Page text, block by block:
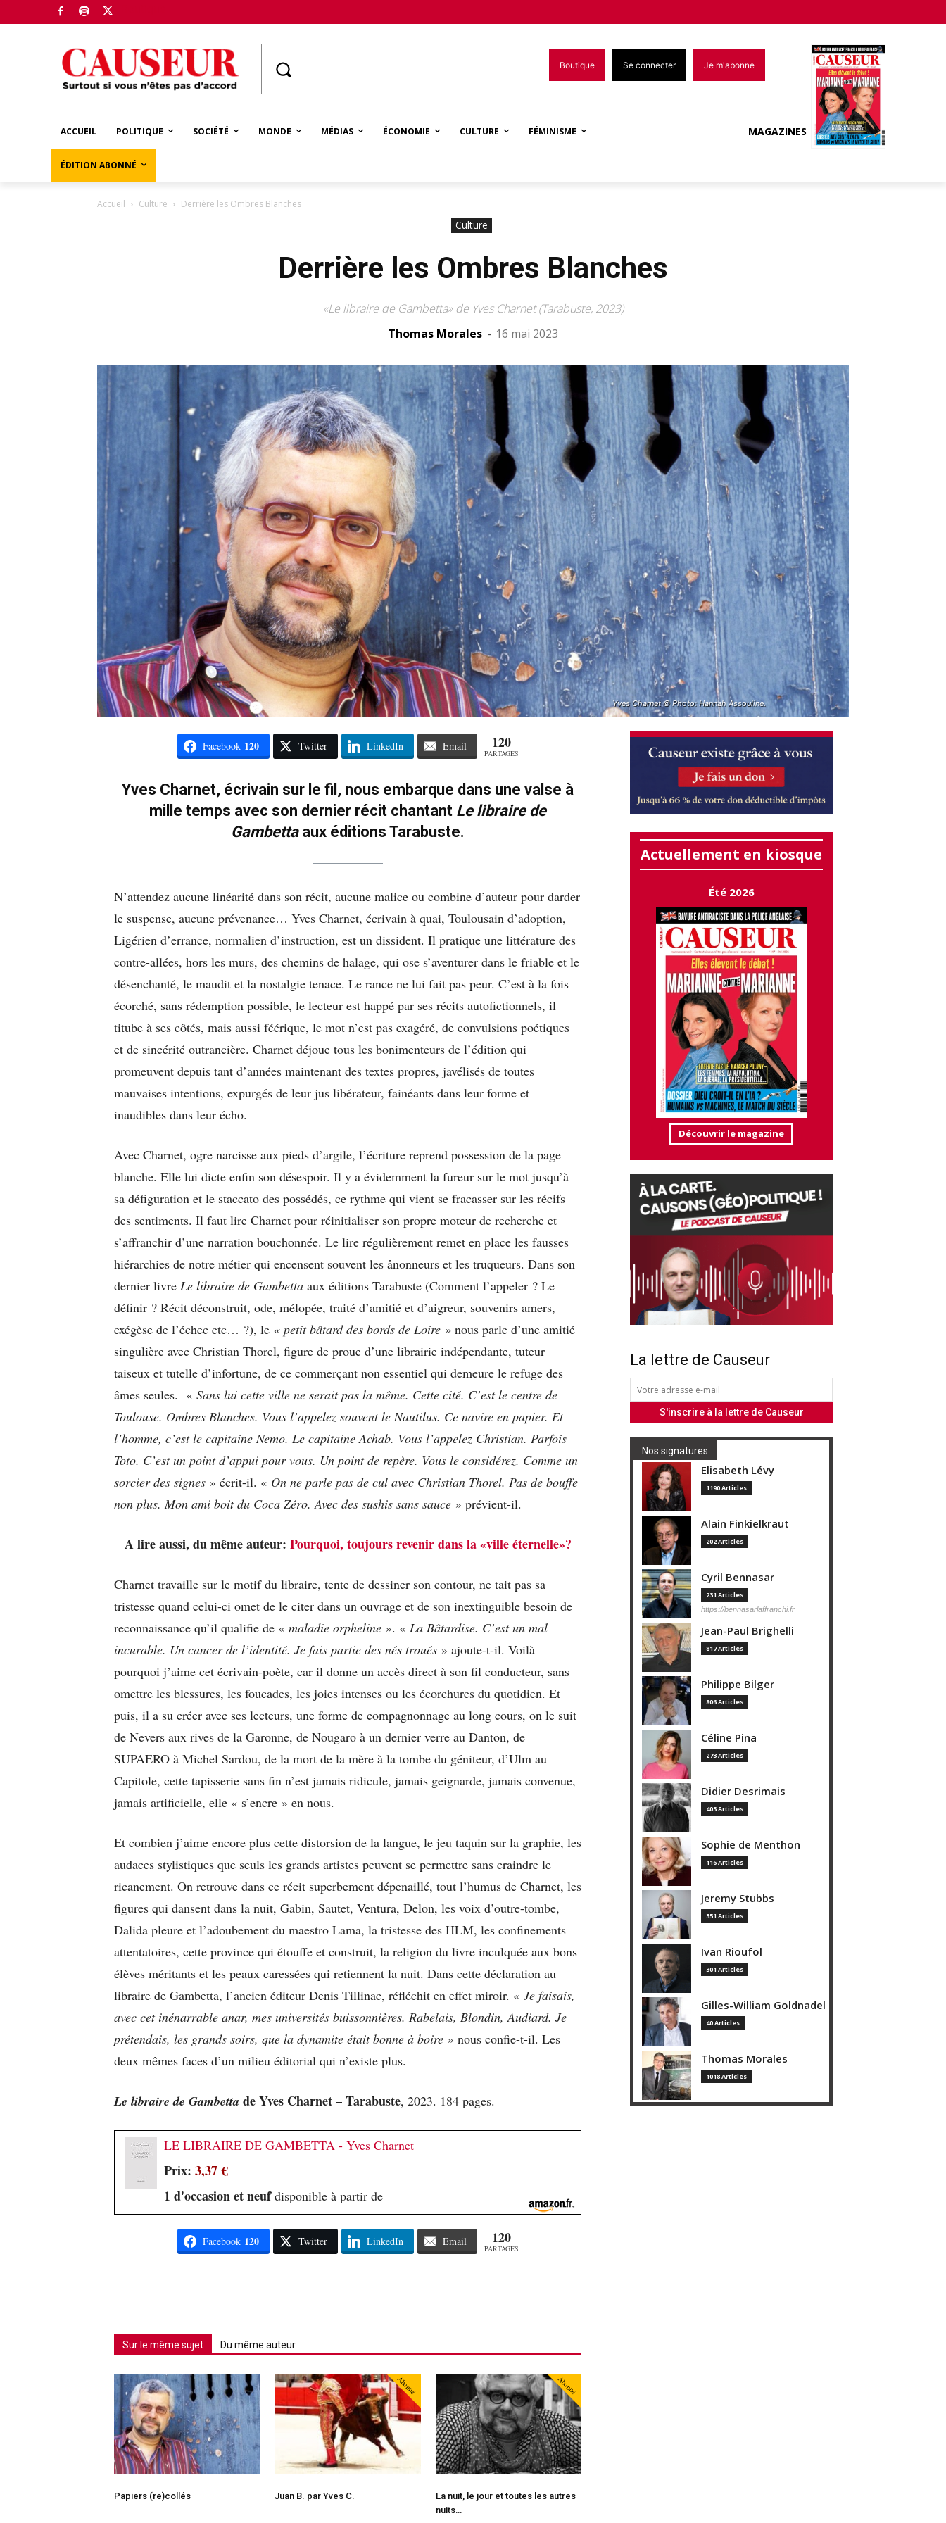
Boutique Se connecter Je m'abonne
ACCUEIL POLITIQUE SOCIÉTÉ MONDE MÉDIAS ÉCONOMIE CULTURE FÉMINISME
ÉDITION ABONNÉ
MAGAZINES
Accueil Culture Derrière les Ombres Blanches
Culture
Derrière les Ombres Blanches
«Le libraire de Gambetta» de Yves Charnet (Tarabuste, 2023)
Thomas Morales - 16 mai 2023
Yves Charnet © Photo: Hannah Assouline.
Facebook 120 Twitter LinkedIn Email 120
PARTAGES
Yves Charnet, écrivain sur le fil, nous embarque dans une valse à
mille temps avec son dernier récit chantant Le libraire de
Gambettaaux éditions Tarabuste.
N’attendez aucune linéarité dans son récit, aucune malice ou combine d’auteur pour darder
le suspense, aucune prévenance… Yves Charnet, écrivain à quai, Toulousain d’adoption,
Ligérien d’errance, normalien d’instruction, est un dissident. Il pratique une littérature des
contre-allées, hors les murs, des chemins de halage, qui ose s’aventurer dans le friable et le
désenchanté, le maudit et la nostalgie tenace. Le rance ne lui fait pas peur. C’est à la fois
écorché, sans rédemption possible, le lecteur est happé par ses récits autofictionnels, il
titube à ses côtés, mais aussi féérique, le mot n’est pas exagéré, de convulsions poétiques
et de sincérité outrancière. Charnet déjoue tous les bonimenteurs de l’édition qui
promeuvent depuis tant d’années maintenant des textes propres, javélisés de toutes
mauvaises intentions, expurgés de leur jus libérateur, fainéants dans leur forme et
inaudibles dans leur écho.
Avec Charnet, ogre narcisse aux pieds d’argile, l’écriture reprend possession de la page
blanche. Elle lui dicte enfin son désespoir. Il y a évidemment la fureur sur le mot jusqu’à
sa défiguration et le staccato des possédés, ce rythme qui vient se fracasser sur les récifs
des sentiments. Il faut lire Charnet pour réinitialiser son propre moteur de recherche et
s’affranchir d’une narration bouchonnée. Le lire régulièrement remet en place les fausses
hiérarchies de notre métier qui encensent souvent les ânonneurs et les truqueurs. Dans son
dernier livre Le libraire de Gambetta aux éditions Tarabuste (Comment l’appeler ? Le
définir ? Récit déconstruit, ode, mélopée, traité d’amitié et d’aigreur, souvenirs amers,
exégèse de l’échec etc… ?), le « petit bâtard des bords de Loire » nous parle d’une amitié
singulière avec Christian Thorel, figure de proue d’une librairie indépendante, tuteur
taiseux et tutelle d’infortune, de ce commerçant non essentiel qui demeure le refuge des
âmes seules. « Sans lui cette ville ne serait pas la même. Cette cité. C’est le centre de
Toulouse. Ombres Blanches. Vous l’appelez souvent le Nautilus. Ce navire en papier. Et
l’homme, c’est le capitaine Nemo. Le capitaine Achab. Vous l’appelez Christian. Parfois
Toto. C’est un point d’appui pour vous. Un point de repère. Vous le considérez. Comme un
sorcier des signes » écrit-il. « On ne parle pas de cul avec Christian Thorel. Pas de bouffe
non plus. Mon ami boit du Coca Zéro. Avec des sushis sans sauce » prévient-il.
A lire aussi, du même auteur: Pourquoi, toujours revenir dans la «ville éternelle»?
Charnet travaille sur le motif du libraire, tente de dessiner son contour, ne tait pas sa
tristesse quand celui-ci omet de le citer dans un ouvrage et de son inextinguible besoin de
reconnaissance qu’il qualifie de « maladie orpheline ». « La Bâtardise. C’est un mal
incurable. Un cancer de l’identité. Je fais partie des nés troués » ajoute-t-il. Voilà
pourquoi j’aime cet écrivain-poète, car il donne un accès direct à son fil conducteur, sans
omettre les blessures, les foucades, les joies intenses ou les écorchures du quotidien. Et
puis, il a su créer avec ses lecteurs, une forme de compagnonnage au long cours, on le suit
de Nevers aux rives de la Garonne, de Nougaro à un dernier verre au Danton, de
SUPAERO à Michel Sardou, de la mort de la mère à la tombe du géniteur, d’Ulm au
Capitole, cette tapisserie sans fin n’est jamais ridicule, jamais geignarde, jamais convenue,
jamais artificielle, elle « s’encre » en nous.
Et combien j’aime encore plus cette distorsion de la langue, le jeu taquin sur la graphie, les
audaces stylistiques que seuls les grands artistes peuvent se permettre sans craindre le
ricanement. On retrouve dans ce récit superbement dépenaillé, tout l’humus de Charnet, les
figures qui dansent dans la nuit, Gabin, Sautet, Ventura, Delon, les voix d’outre-tombe,
Dalida pleure et l’adoubement du maestro Lama, la tristesse des HLM, les confinements
attentatoires, cette province qui étouffe et construit, la religion du livre inculquée aux bons
élèves méritants et les peaux caressées qui retiennent la nuit. Dans cette déclaration au
libraire de Gambetta, l’ancien éditeur Denis Tillinac, réfléchit en effet miroir. « Je faisais,
avec cet inénarrable anar, mes universités buissonnières. Rabelais, Blondin, Audiard. Je
prétendais, les grands soirs, que la dynamite était bonne à boire » nous confie-t-il. Les
deux mêmes faces d’un milieu éditorial qui n’existe plus.
Le libraire de Gambetta de Yves Charnet – Tarabuste, 2023. 184 pages.
LE LIBRAIRE DE GAMBETTA - Yves Charnet
Prix: 3,37 €
1 d'occasion et neufdisponible à partir de
Facebook 120 Twitter LinkedIn Email 120
PARTAGES
Sur le même sujet Du même auteur
Papiers (re)collés
Abonné
Juan B. par Yves C.
Abonné
La nuit, le jour et toutes les autres
nuits…
Actuellement en kiosque
Été 2026
Découvrir le magazine
La lettre de Causeur
Nos signatures
Elisabeth Lévy
1190 Articles
Alain Finkielkraut
202 Articles
Cyril Bennasar
231 Articles
https://bennasarlaffranchi.fr
Jean-Paul Brighelli
817 Articles
Philippe Bilger
806 Articles
Céline Pina
273 Articles
Didier Desrimais
403 Articles
Sophie de Menthon
116 Articles
Jeremy Stubbs
351 Articles
Ivan Rioufol
301 Articles
Gilles-William Goldnadel
40 Articles
Thomas Morales
1018 Articles